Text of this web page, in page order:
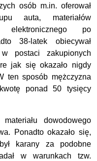
osób m.in. oferował
auta, materiałów
po
38-latek obiecywał
postaci zakupionych
jak się okazało nigdy
ten sposób mężczyzna
ponad 50 tysięcy
dowodowego
Ponadto okazało się,
karany za podobne
w warunkach tzw.